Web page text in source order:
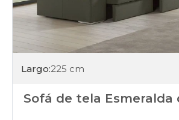
Largo:225 cm
Sofá de tela Esmeralda